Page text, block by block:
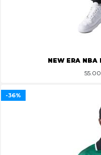
NEW ERA NBA
55.00
-36%